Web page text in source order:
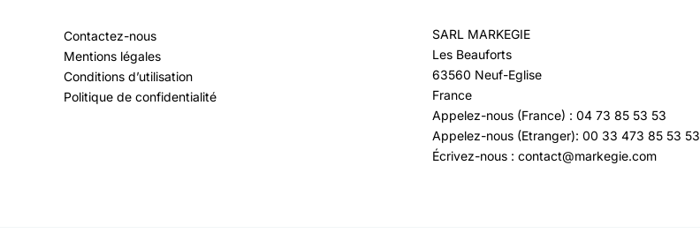
Contactez-nous
Mentions légales
Conditions d’utilisation
Politique de confidentialité
SARL MARKEGIE
Les Beauforts
63560 Neuf-Eglise
France
Appelez-nous (France) : 04 73 85 53 53
Appelez-nous (Etranger): 00 33 473 85 53 53
Écrivez-nous : contact@markegie.com